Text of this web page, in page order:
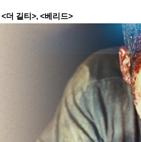
더 길티>, <베리드>